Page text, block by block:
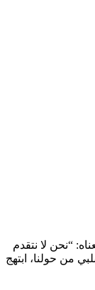
“نحن لا نتقدم
من حولنا، ابتهج